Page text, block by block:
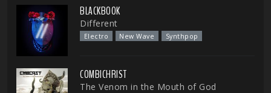
BLACKBOOK
Different
Electro New Wave Synthpop
COMBICHRIST
The Venom in the Mouth of God